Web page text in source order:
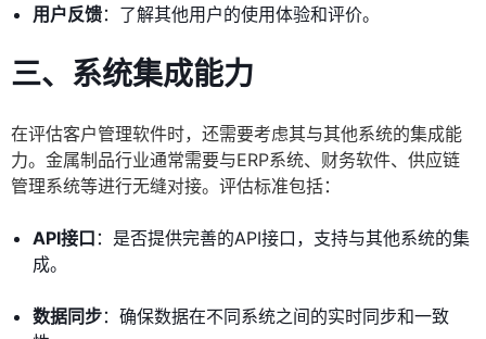
用户反馈：了解其他用户的使用体验和评价。
三、系统集成能力
在评估客户管理软件时，还需要考虑其与其他系统的集成能
力。金属制品行业通常需要与ERP系统、财务软件、供应链
管理系统等进行无缝对接。评估标准包括：
API接口 ：是否提供完善的API接口，支持与其他系统的集
成。
数据同步：确保数据在不同系统之间的实时同步和一致